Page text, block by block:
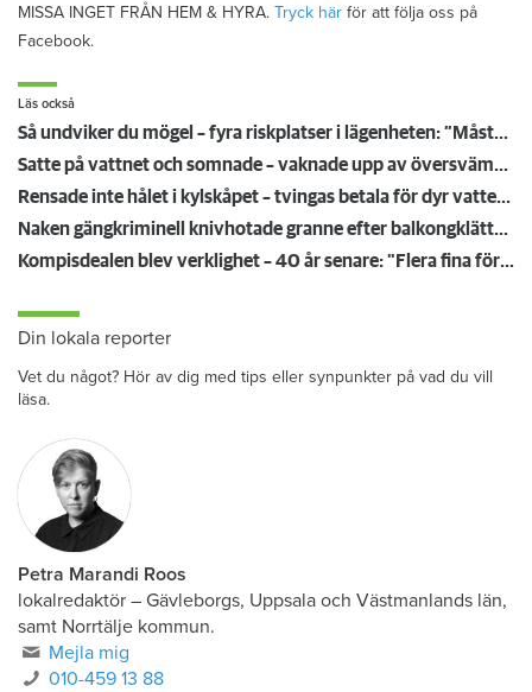
MISSA INGET FRÅN HEM & HYRA. Tryck här för att följa oss på
Facebook.
Läs också
Så undviker du mögel – fyra riskplatser i lägenheten: ”Måste städa bort”
Satte på vattnet och somnade – vaknade upp av översvämning hos grannen
Rensade inte hålet i kylskåpet – tvingas betala för dyr vattenskada
Naken gängkriminell knivhotade granne efter balkongklättring
Kompisdealen blev verklighet – 40 år senare: "Flera fina fördelar med att dela bostad"
Din lokala reporter
Vet du något? Hör av dig med tips eller synpunkter på vad du vill
läsa.
Petra Marandi Roos
lokalredaktör – Gävleborgs, Uppsala och Västmanlands län,
samt Norrtälje kommun.
Mejla mig
010-459 13 88